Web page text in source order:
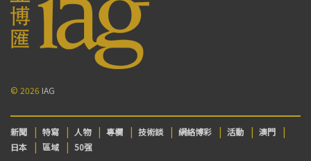
© 2026 IAG
新聞 特寫 人物 專欄 技術談 網絡博彩 活動
澳門
日本
區域 50强